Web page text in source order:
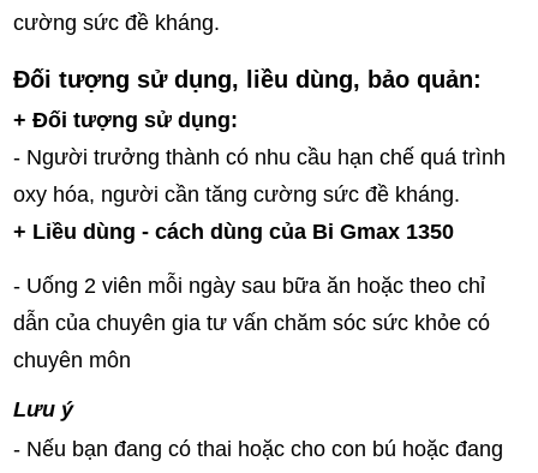
cường sức đề kháng.
Đối tượng sử dụng, liều dùng, bảo quản:
+ Đối tượng sử dụng:
- Người trưởng thành có nhu cầu hạn chế quá trình
oxy hóa, người cần tăng cường sức đề kháng.
+ Liều dùng - cách dùng của Bi Gmax 1350
- Uống 2 viên mỗi ngày sau bữa ăn hoặc theo chỉ
dẫn của chuyên gia tư vấn chăm sóc sức khỏe có
chuyên môn
Lưu ý
- Nếu bạn đang có thai hoặc cho con bú hoặc đang